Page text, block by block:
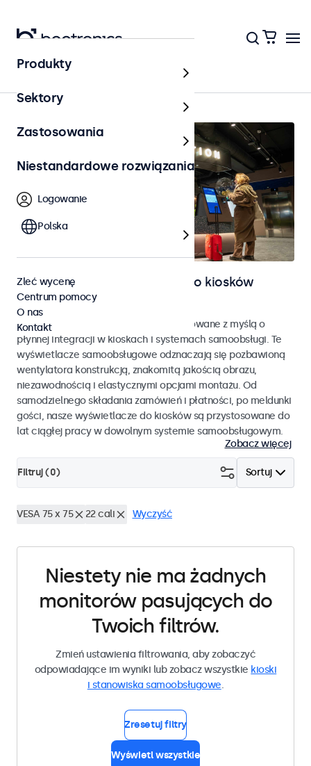
Strona główna
Monitory i ekrany dotykowe do kiosków
samoobsługowych
Monitory i ekrany dotykowe zaprojektowane z myślą o
płynnej integracji w kioskach i systemach samoobsługi. Te
wyświetlacze samoobsługowe odznaczają się pozbawioną
wentylatora konstrukcją, znakomitą jakością obrazu,
niezawodnością i elastycznymi opcjami montażu. Od
samodzielnego składania zamówień i płatności, po meldunki
gości, nasze wyświetlacze do kiosków są przystosowane do
lat ciągłej pracy w dowolnym systemie samoobsługowym.
Zobacz więcej
Sortuj
Filtruj (0)
VESA 75 x 75 22 cali Wyczyść
Niestety nie ma żadnych
monitorów pasujących do
Twoich filtrów.
Zmień ustawienia filtrowania, aby zobaczyć
odpowiadające im wyniki lub zobacz wszystkie kioski
i stanowiska samoobsługowe.
Zresetuj filtry
Wyświetl wszystkie
Produkty
Sektory
Zastosowania
Niestandardowe rozwiązania
Logowanie
Polska
Zleć wycenę
Centrum pomocy
O nas
Kontakt